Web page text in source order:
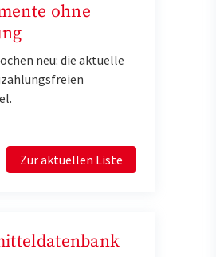
ohne
neu: die aktuelle
Zur aktuellen Liste